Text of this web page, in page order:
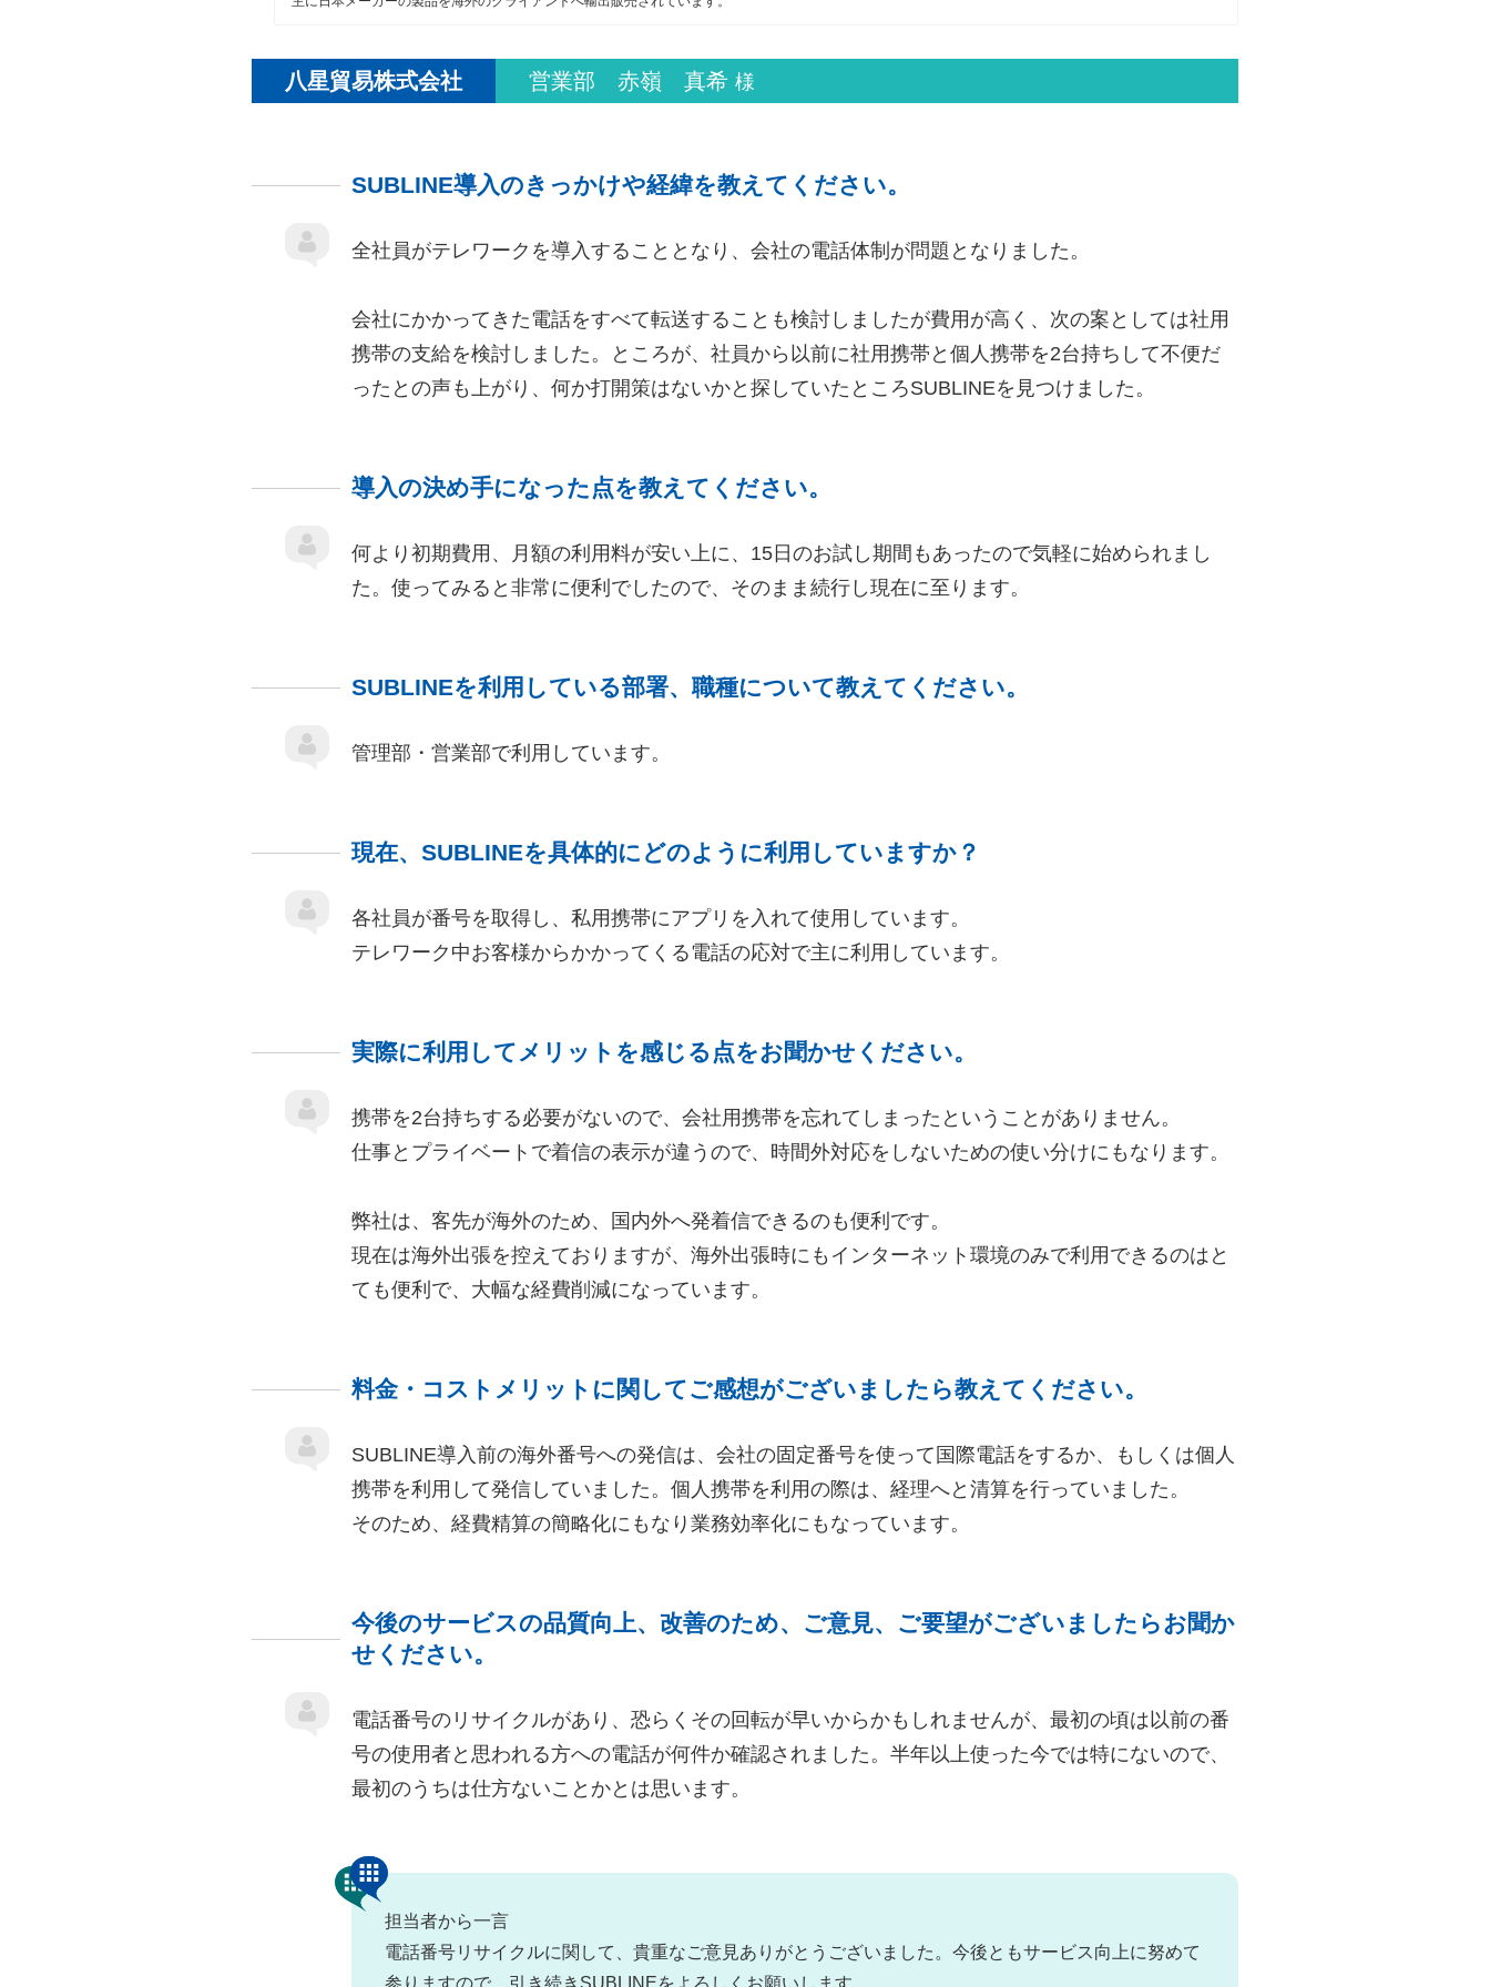
八星貿易株式会社 営業部 赤嶺 真希 様
SUBLINE導入のきっかけや経緯を教えてください。
全社員がテレワークを導入することとなり、会社の電話体制が問題となりました。
会社にかかってきた電話をすべて転送することも検討しましたが費用が高く、次の案としては社用
携帯の支給を検討しました。ところが、社員から以前に社用携帯と個人携帯を2台持ちして不便だ
ったとの声も上がり、何か打開策はないかと探していたところSUBLINEを見つけました。
導入の決め手になった点を教えてください。
何より初期費用、月額の利用料が安い上に、15日のお試し期間もあったので気軽に始められまし
た。使ってみると非常に便利でしたので、そのまま続行し現在に至ります。
SUBLINEを利用している部署、職種について教えてください。
管理部・営業部で利用しています。
現在、SUBLINEを具体的にどのように利用していますか？
各社員が番号を取得し、私用携帯にアプリを入れて使用しています。
テレワーク中お客様からかかってくる電話の応対で主に利用しています。
実際に利用してメリットを感じる点をお聞かせください。
携帯を2台持ちする必要がないので、会社用携帯を忘れてしまったということがありません。
仕事とプライベートで着信の表示が違うので、時間外対応をしないための使い分けにもなります。
弊社は、客先が海外のため、国内外へ発着信できるのも便利です。
現在は海外出張を控えておりますが、海外出張時にもインターネット環境のみで利用できるのはと
ても便利で、大幅な経費削減になっています。
料金・コストメリットに関してご感想がございましたら教えてください。
SUBLINE導入前の海外番号への発信は、会社の固定番号を使って国際電話をするか、もしくは個人
携帯を利用して発信していました。個人携帯を利用の際は、経理へと清算を行っていました。
そのため、経費精算の簡略化にもなり業務効率化にもなっています。
今後のサービスの品質向上、改善のため、ご意見、ご要望がございましたらお聞か
せください。
電話番号のリサイクルがあり、恐らくその回転が早いからかもしれませんが、最初の頃は以前の番
号の使用者と思われる方への電話が何件か確認されました。半年以上使った今では特にないので、
最初のうちは仕方ないことかとは思います。
担当者から一言
電話番号リサイクルに関して、貴重なご意見ありがとうございました。今後ともサービス向上に努めて
参りますので、引き続きSUBLINEをよろしくお願いします。